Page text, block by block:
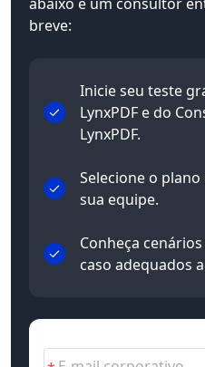
breve:
Inicie seu teste
LynxPDF e do
LynxPDF.
Selecione o
sua equipe.
Conheça
caso adequados